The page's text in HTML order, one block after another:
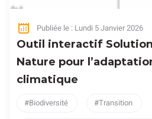
Publiée le : Lundi 5 Janvier 2026
Outil interactif
Nature pour
climatique
Biodiversité Transition